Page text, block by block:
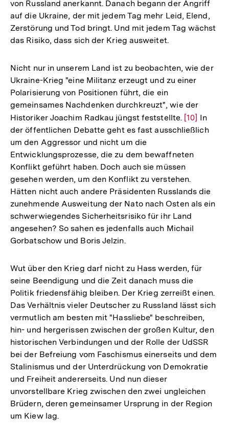
von Russland anerkannt. Danach begann der Angriff
auf die Ukraine, der mit jedem Tag mehr Leid, Elend,
Zerstörung und Tod bringt. Und mit jedem Tag wächst
das Risiko, dass sich der Krieg ausweitet.
Nicht nur in unserem Land ist zu beobachten, wie der
Ukraine-Krieg "eine Militanz erzeugt und zu einer
Polarisierung von Positionen führt, die ein
gemeinsames Nachdenken durchkreuzt", wie der
Historiker Joachim Radkau jüngst feststellte. Zur
Auflösung
Fußnote
[10] In
der öffentlichen Debatte geht es fast ausschließlich
um den Aggressor und nicht um die
Entwicklungsprozesse, die zu dem bewaffneten
Konflikt geführt haben. Doch auch sie müssen
gesehen werden, um den Konflikt zu verstehen.
Hätten nicht auch andere Präsidenten Russlands die
zunehmende Ausweitung der Nato nach Osten als ein
schwerwiegendes Sicherheitsrisiko für ihr Land
angesehen? So sahen es jedenfalls auch Michail
Gorbatschow und Boris Jelzin.
Wut über den Krieg darf nicht zu Hass werden, für
seine Beendigung und die Zeit danach muss die
Politik friedensfähig bleiben. Der Krieg zerreißt einen.
Das Verhältnis vieler Deutscher zu Russland lässt sich
vermutlich am besten mit "Hassliebe" beschreiben,
hin- und hergerissen zwischen der großen Kultur, den
historischen Verbindungen und der Rolle der UdSSR
bei der Befreiung vom Faschismus einerseits und dem
Stalinismus und der Unterdrückung von Demokratie
und Freiheit andererseits. Und nun dieser
unvorstellbare Krieg zwischen den zwei ungleichen
Brüdern, deren gemeinsamer Ursprung in der Region
um Kiew lag.